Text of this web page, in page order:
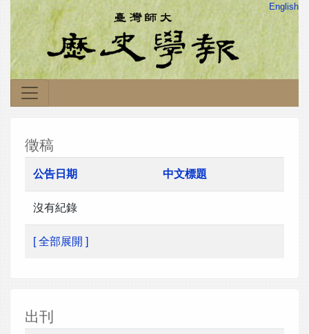
English
徵稿
公告日期 中文標題
沒有紀錄
[ 全部展開 ]
出刊